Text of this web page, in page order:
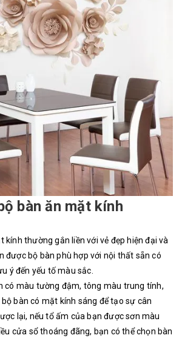
bàn ăn mặt kính
kính thường gắn liền với vẻ đẹp hiện đại và
được bộ bàn phù hợp với nội thất sẵn có
ý đến yếu tố màu sắc.
có màu tường đậm, tông màu trung tính,
bàn có mặt kính sáng để tạo sự cân
lại, nếu tổ ấm của bạn được sơn màu
cửa sổ thoáng đãng, bạn có thể chọn bàn